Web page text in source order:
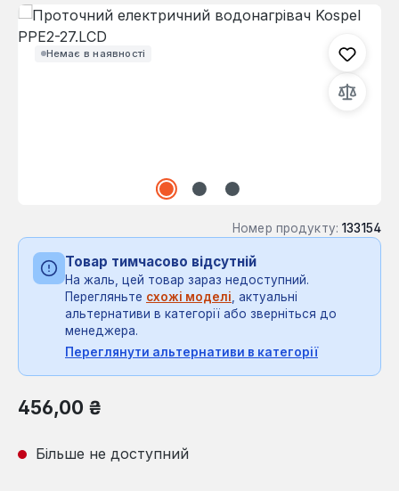
Немає в наявності
Пропустити галерею зображень
Номер продукту: 133154
Товар тимчасово відсутній
На жаль, цей товар зараз недоступний.
Перегляньте схожі моделі , актуальні
альтернативи в категорії або зверніться до
менеджера.
Переглянути альтернативи в категорії
Звичайна ціна:
456,00 ₴
Більше не доступний